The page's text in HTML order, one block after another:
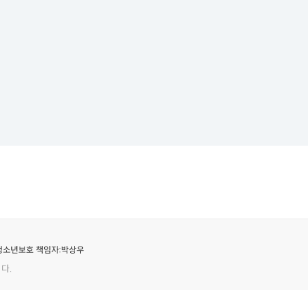
소년보호 책임자:박상우
.